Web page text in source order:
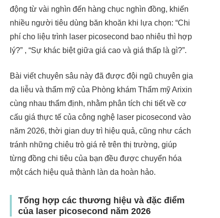
động từ vài nghìn đến hàng chục nghìn đồng, khiến
nhiều người tiêu dùng băn khoăn khi lựa chọn: “Chi
phí cho liệu trình laser picosecond bao nhiêu thì hợp
lý?” , “Sự khác biệt giữa giá cao và giá thấp là gì?”.
Bài viết chuyên sâu này đã được đội ngũ chuyên gia
da liễu và thẩm mỹ của Phòng khám Thẩm mỹ Arixin
cùng nhau thẩm định, nhằm phân tích chi tiết về cơ
cấu giá thực tế của công nghệ laser picosecond vào
năm 2026, thời gian duy trì hiệu quả, cũng như cách
tránh những chiêu trò giá rẻ trên thị trường, giúp
từng đồng chi tiêu của bạn đều được chuyển hóa
một cách hiệu quả thành làn da hoàn hảo.
Tổng hợp các thương hiệu và đặc điểm
của laser picosecond năm 2026